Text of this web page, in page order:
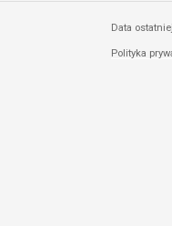
Data
Polityka